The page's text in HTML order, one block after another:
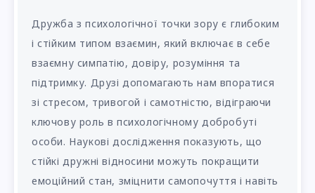
Дружба з психологічної точки зору є глибоким
і стійким типом взаємин, який включає в себе
взаємну симпатію, довіру, розуміння та
підтримку. Друзі допомагають нам впоратися
зі стресом, тривогой і самотністю, відіграючи
ключову роль в психологічному добробуті
особи. Наукові дослідження показують, що
стійкі дружні відносини можуть покращити
емоційний стан, зміцнити самопочуття і навіть